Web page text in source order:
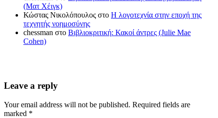
(Ματ Χέιγκ)
Κώστας Νικολόπουλος στο Η λογοτεχνία στην εποχή της
τεχνητής νοημοσύνης
chessman στο Βιβλιοκριτική: Κακοί άντρες (Julie Mae
Cohen)
Leave a reply
Your email address will not be published. Required fields are
marked *